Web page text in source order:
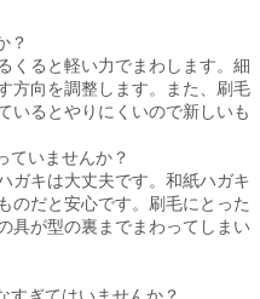
？
くると軽い力でまわします。細
方向を調整します。また、刷毛
いるとやりにくいので新しいも
ていませんか？
ガキは大丈夫です。和紙ハガキ
のだと安心です。刷毛にとった
具が型の裏までまわってしまい